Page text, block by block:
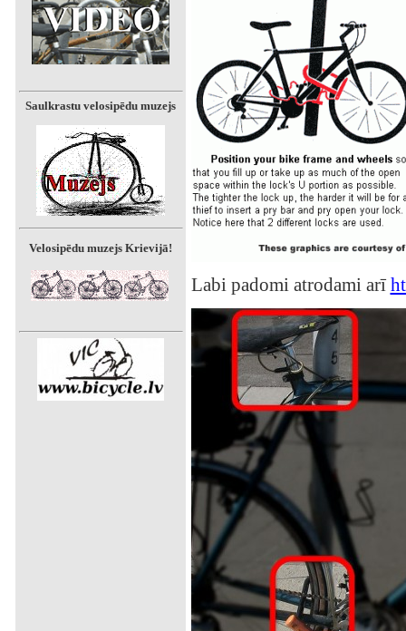
Saulkrastu velosipēdu muzejs
Velosipēdu muzejs Krievijā!
Labi padomi atrodami arī